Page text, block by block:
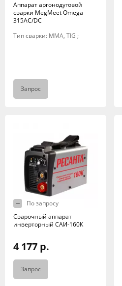
Аппарат аргонодуговой
сварки MegMeet Omega
315AC/DC
Тип сварки: MMA, TIG ;
Запрос
По запросу
Сварочный аппарат
инверторный САИ-160К
4 177 р.
Запрос